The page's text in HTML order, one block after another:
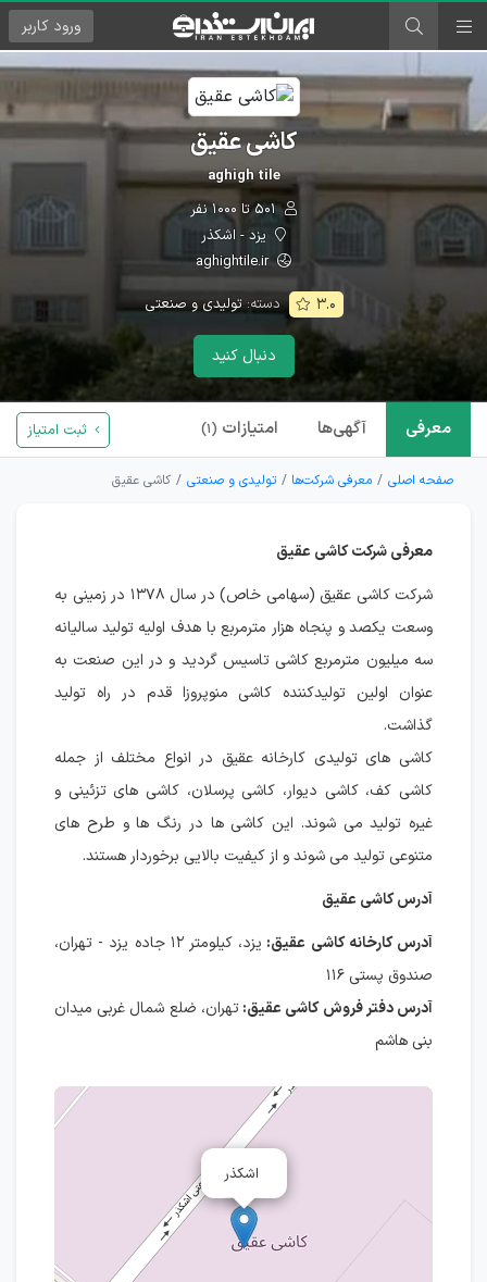
ورود کاربر
کاشی عقیق
aghigh tile
۵۰۱ تا ۱۰۰۰ نفر
یزد - اشکذر
aghightile.ir
۳.۰ دسته:تولیدی و صنعتی
دنبال کنید
معرفی آگهی‌ها امتیازات (۱) ثبت امتیاز
صفحه اصلی معرفی شرکت‌ها تولیدی و صنعتی کاشی عقیق
معرفی شرکت کاشی عقیق
شرکت کاشی عقیق (سهامی خاص) در سال ۱۳۷۸ در زمینی به
وسعت یکصد و پنجاه هزار مترمربع با هدف اولیه تولید سالیانه
سه میلیون مترمربع کاشی تاسیس گردید و در این صنعت به
عنوان اولین تولیدکننده کاشی منوپروزا قدم در راه تولید
گذاشت.
کاشی های تولیدی کارخانه عقیق در انواع مختلف از جمله
کاشی کف، کاشی دیوار، کاشی پرسلان، کاشی های تزئینی و
غیره تولید می شوند. این کاشی ها در رنگ ها و طرح های
متنوعی تولید می شوند و از کیفیت بالایی برخوردار هستند.
آدرس کاشی عقیق
آدرس کارخانه کاشی عقیق:
یزد، کیلومتر ۱۲ جاده یزد - تهران،
صندوق پستی ۱۱۶
آدرس دفتر فروش کاشی عقیق:تهران، ضلع شمال غربی میدان
بنی هاشم
اشکذر